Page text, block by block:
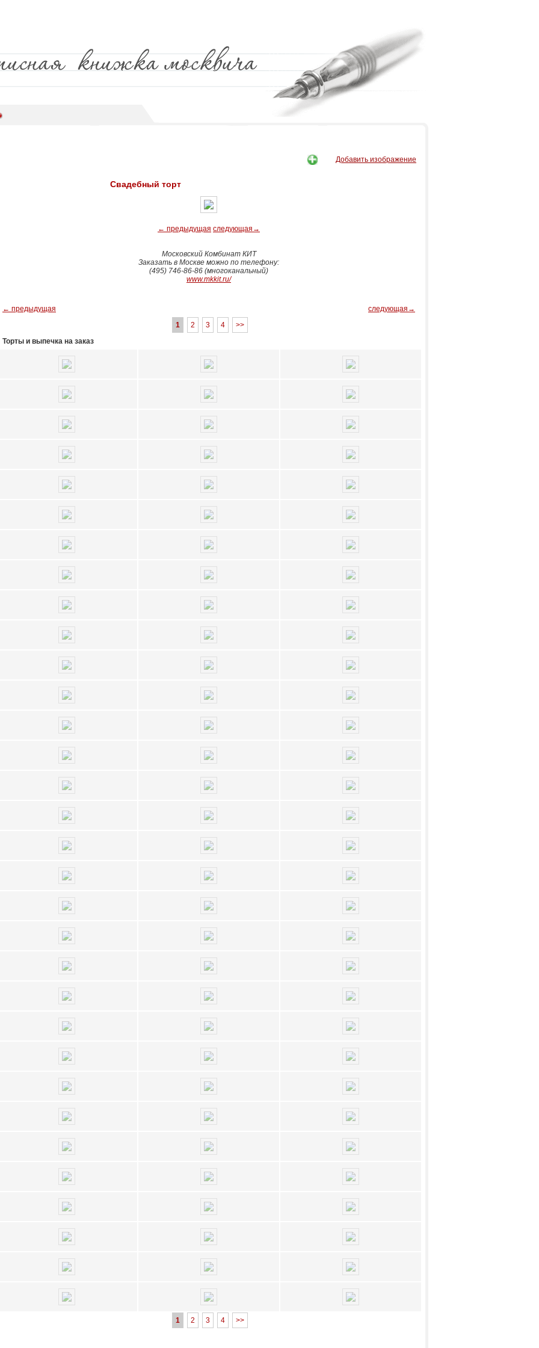
Добавить изображение
Свадебный торт
← предыдущая следующая→
Московский Комбинат КИТ
Заказать в Москве можно по телефону:
(495) 746-86-86 (многоканальный)
www.mkkit.ru/
← предыдущая
следующая→
1
2 3 4
>>
Торты и выпечка на заказ
1 2 3 4 >>